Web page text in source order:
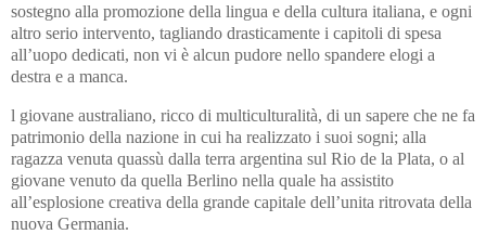
sostegno alla promozione della lingua e della cultura italiana, e ogni
altro serio intervento, tagliando drasticamente i capitoli di spesa
all’uopo dedicati, non vi è alcun pudore nello spandere elogi a
destra e a manca.
l giovane australiano, ricco di multiculturalità, di un sapere che ne fa
patrimonio della nazione in cui ha realizzato i suoi sogni; alla
ragazza venuta quassù dalla terra argentina sul Rio de la Plata, o al
giovane venuto da quella Berlino nella quale ha assistito
all’esplosione creativa della grande capitale dell’unita ritrovata della
nuova Germania.